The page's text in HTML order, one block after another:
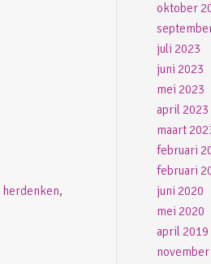
herdenken,
oktober
juli 2023
juni 2023
mei 2023
april 2023
maart
februari
februari
juni 2020
mei 2020
april 2019